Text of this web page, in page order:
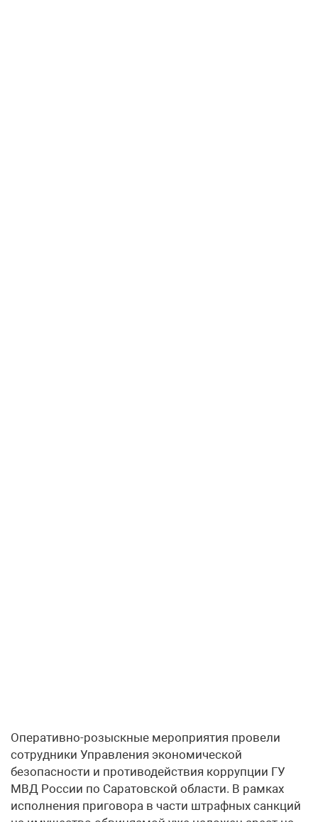
Оперативно-розыскные мероприятия провели
сотрудники Управления экономической
безопасности и противодействия коррупции ГУ
МВД России по Саратовской области. В рамках
исполнения приговора в части штрафных санкций